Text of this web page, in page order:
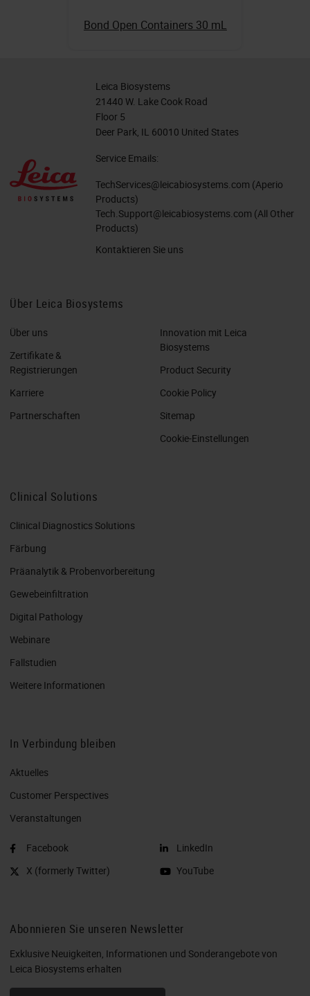
Bond Open Containers 30 mL
Leica Biosystems
21440 W. Lake Cook Road
Floor 5
Deer Park, IL 60010 United States
Service Emails:
TechServices@leicabiosystems.com (Aperio
Products)
Tech.Support@leicabiosystems.com (All Other
Products)
Kontaktieren Sie uns
Über Leica Biosystems
Über uns
Zertifikate &
Registrierungen
Karriere
Partnerschaften
Innovation mit Leica
Biosystems
Product Security
Cookie Policy
Sitemap
Cookie-Einstellungen
Clinical Solutions
Clinical Diagnostics Solutions
Färbung
Präanalytik & Probenvorbereitung
Gewebeinfiltration
Digital Pathology
Webinare
Fallstudien
Weitere Informationen
In Verbindung bleiben
Aktuelles
Customer Perspectives​
Veranstaltungen
Facebook
X (formerly Twitter)
LinkedIn
YouTube
Abonnieren Sie unseren Newsletter
Exklusive Neuigkeiten, Informationen und Sonderangebote von
Leica Biosystems erhalten